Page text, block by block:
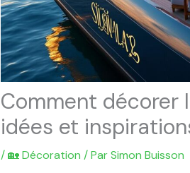
Comment décorer
idées et
/🏡 Décoration / ParSimon Buisson